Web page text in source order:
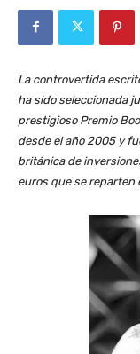
La controvertida
ha sido seleccionada
prestigioso Premio
desde el año 2005 y
británica de
euros que se reparten